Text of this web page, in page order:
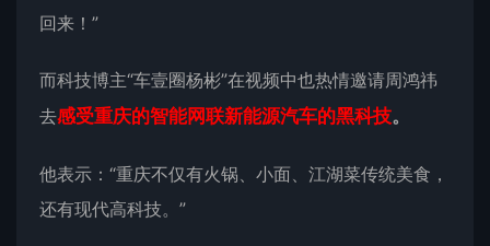
回来！”
而科技博主“车壹圈杨彬”在视频中也热情邀请周鸿祎
去感受重庆的智能网联新能源汽车的黑科技。
他表示：“重庆不仅有火锅、小面、江湖菜传统美食，
还有现代高科技。”